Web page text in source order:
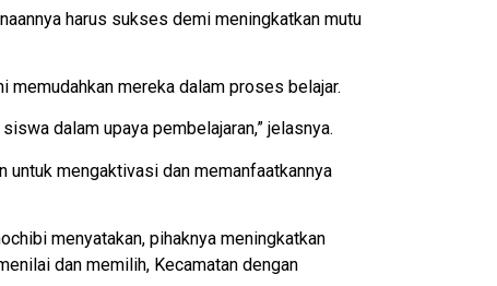
harus sukses demi meningkatkan mutu
mereka dalam proses belajar.
dalam upaya pembelajaran,” jelasnya.
untuk mengaktivasi dan memanfaatkannya
menyatakan, pihaknya meningkatkan
dan memilih, Kecamatan dengan